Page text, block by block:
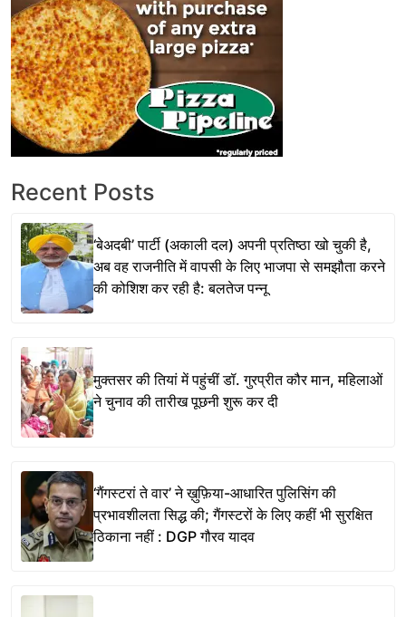
Recent Posts
‘बेअदबी’ पार्टी (अकाली दल) अपनी प्रतिष्ठा खो चुकी है,
अब वह राजनीति में वापसी के लिए भाजपा से समझौता करने
की कोशिश कर रही है: बलतेज पन्नू
मुक्तसर की तियां में पहुंचीं डॉ. गुरप्रीत कौर मान, महिलाओं
ने चुनाव की तारीख पूछनी शुरू कर दी
‘गैंगस्टरां ते वार’ ने ख़ुफ़िया-आधारित पुलिसिंग की
प्रभावशीलता सिद्ध की; गैंगस्टरों के लिए कहीं भी सुरक्षित
ठिकाना नहीं : DGP गौरव यादव